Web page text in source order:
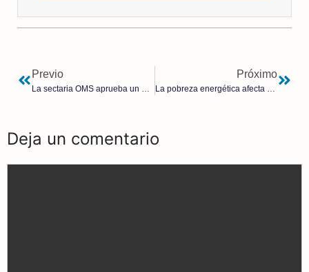
Previo Próximo
Deja un comentario